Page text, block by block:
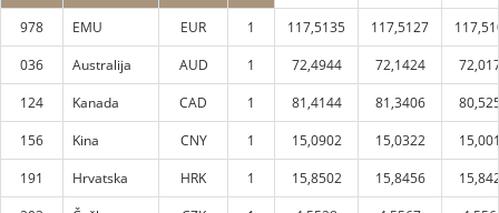
978
EMU EUR 1 117,5135 117,5127
036
Australija AUD 1 72,4944 72,1424
124
Kanada CAD 1 81,4144 81,3406
156
Kina CNY 1 15,0902 15,0322
191
Hrvatska HRK 1 15,8502 15,8456